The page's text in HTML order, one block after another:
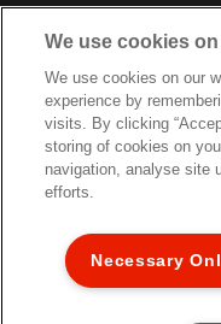
Trabaja con
Declaraciones de
Condiciones de
Servicio al cliente
We use cookies
We use cookies on our
experience by
visits. By clicking
storing of cookies on
navigation, analyse site
efforts.
Necessary